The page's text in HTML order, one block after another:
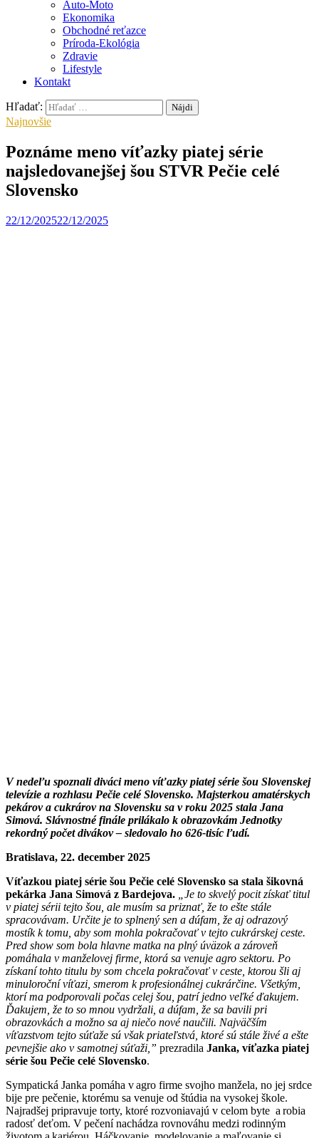
Auto-Moto
Ekonomika
Obchodné reťazce
Príroda-Ekológia
Zdravie
Lifestyle
Kontakt
Hľadať:
Najnovšie
Poznáme meno víťazky piatej série
najsledovanejšej šou STVR Pečie celé
Slovensko
22/12/202522/12/2025
V nedeľu spoznali diváci meno víťazky piatej série šou Slovenskej
televízie a rozhlasu Pečie celé Slovensko. Majsterkou amatérskych
pekárov a cukrárov na Slovensku sa v roku 2025 stala Jana
Simová. Slávnostné finále prilákalo k obrazovkám Jednotky
rekordný počet divákov – sledovalo ho 626-tisíc ľudí.
Bratislava, 22. december 2025
Víťazkou piatej série šou Pečie celé Slovensko sa stala šikovná
pekárka Jana Simová z Bardejova.
„Je to skvelý pocit získať titul
v piatej sérii tejto šou, ale musím sa priznať, že to ešte stále
spracovávam. Určite je to splnený sen a dúfam, že aj odrazový
mostík k tomu, aby som mohla pokračovať v tejto cukrárskej ceste.
Pred show som bola hlavne matka na plný úväzok a zároveň
pomáhala v manželovej firme, ktorá sa venuje agro sektoru. Po
získaní tohto titulu by som chcela pokračovať v ceste, ktorou šli aj
minuloroční víťazi, smerom k profesionálnej cukrárčine. Všetkým,
ktorí ma podporovali počas celej šou, patrí jedno veľké ďakujem.
Ďakujem, že to so mnou vydržali, a dúfam, že sa bavili pri
obrazovkách a možno sa aj niečo nové naučili. Najväčším
víťazstvom tejto súťaže sú však priateľstvá, ktoré sú stále živé a ešte
pevnejšie ako v samotnej súťaži,” prezradila Janka, víťazka piatej
série šou Pečie celé Slovensko.
Sympatická Janka pomáha v agro firme svojho manžela, no jej srdce
bije pre pečenie, ktorému sa venuje od štúdia na vysokej škole.
Najradšej pripravuje torty, ktoré rozvoniavajú v celom byte a robia
radosť deťom. V pečení nachádza rovnováhu medzi rodinným